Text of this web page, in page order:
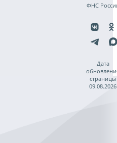
ФНС
Дата
страницы
09.08.2026